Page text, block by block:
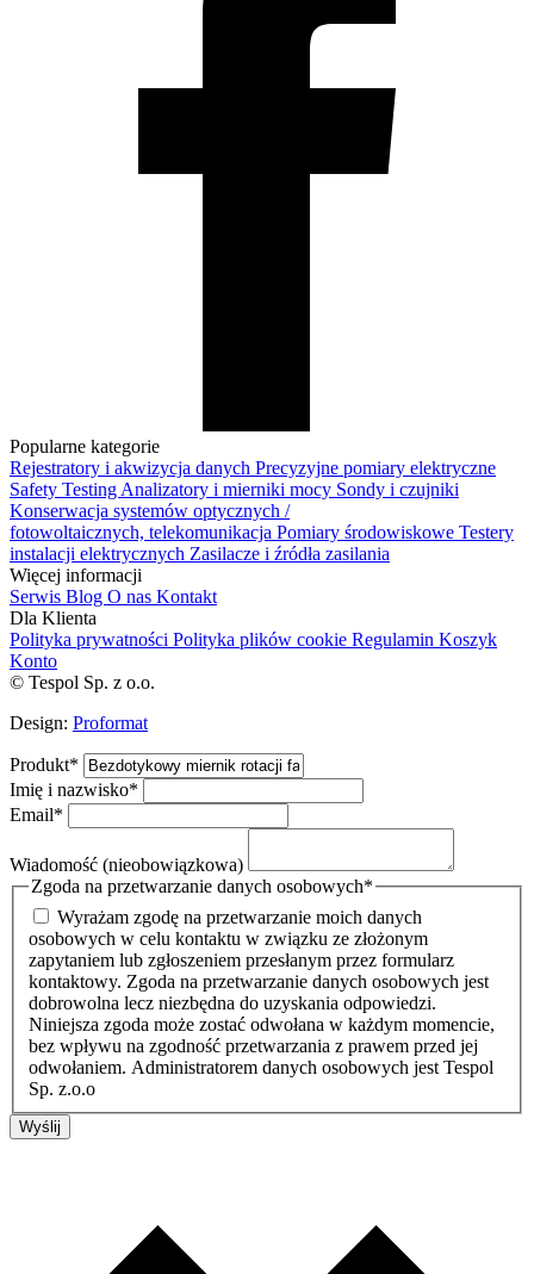
Popularne kategorie
Rejestratory i akwizycja danych Precyzyjne pomiary elektryczne
Safety TestingAnalizatory i mierniki mocy Sondy i czujniki
Konserwacja systemów optycznych /
fotowoltaicznych, telekomunikacja Pomiary środowiskowe Testery
instalacji elektrycznych Zasilacze i źródła zasilania
Więcej informacji
Serwis Blog O nas Kontakt
Dla Klienta
Polityka prywatności Polityka plików cookie Regulamin Koszyk
Konto
© Tespol Sp. z o.o.
Design: Proformat
Produkt*
Imię i nazwisko*
Email*
Wiadomość (nieobowiązkowa)
Zgoda na przetwarzanie danych osobowych*
Wyrażam zgodę na przetwarzanie moich danych
osobowych w celu kontaktu w związku ze złożonym
zapytaniem lub zgłoszeniem przesłanym przez formularz
kontaktowy. Zgoda na przetwarzanie danych osobowych jest
dobrowolna lecz niezbędna do uzyskania odpowiedzi.
Niniejsza zgoda może zostać odwołana w każdym momencie,
bez wpływu na zgodność przetwarzania z prawem przed jej
odwołaniem. Administratorem danych osobowych jest Tespol
Sp. z.o.o
Wyślij